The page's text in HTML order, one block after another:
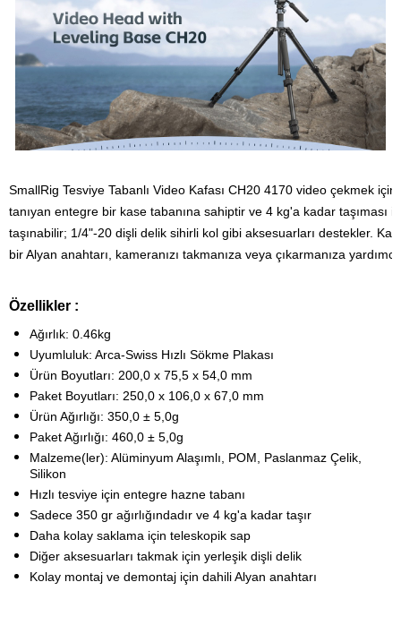
SmallRig Tesviye Tabanlı Video Kafası CH20 4170 video çekmek
tanıyan entegre bir kase tabanına sahiptir ve 4 kg'a kadar taşıması
taşınabilir; 1/4"-20 dişli delik sihirli kol gibi aksesuarları destekler.
bir Alyan anahtarı, kameranızı takmanıza veya çıkarmanıza
Özellikler :
Ağırlık: 0.46kg
Uyumluluk: Arca-Swiss Hızlı Sökme Plakası
Ürün Boyutları: 200,0 x 75,5 x 54,0 mm
Paket Boyutları: 250,0 x 106,0 x 67,0 mm
Ürün Ağırlığı: 350,0 ± 5,0g
Paket Ağırlığı: 460,0 ± 5,0g
Malzeme(ler): Alüminyum Alaşımlı, POM, Paslanmaz Çelik,
Silikon
Hızlı tesviye için entegre hazne tabanı
Sadece 350 gr ağırlığındadır ve 4 kg'a kadar taşır
Daha kolay saklama için teleskopik sap
Diğer aksesuarları takmak için yerleşik dişli delik
Kolay montaj ve demontaj için dahili Alyan anahtarı